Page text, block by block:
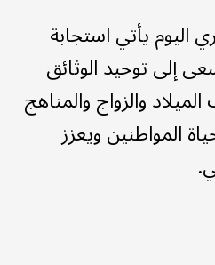
اليوم يأتي استجابة
إلى توحيد الوثائق
والزواج والمناهج
المواطنين ويعزز